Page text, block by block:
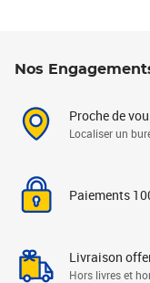
Nos
Proche de
Localiser un
Paiements
Livraison
Hors livres et